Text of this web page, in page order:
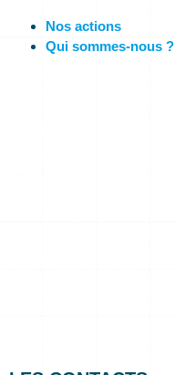
Nos actions
Qui sommes-nous ?